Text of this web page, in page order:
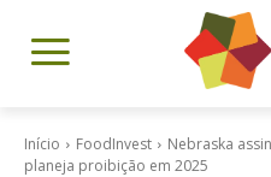
Início FoodInvest
Nebraska
planeja proibição em 2025